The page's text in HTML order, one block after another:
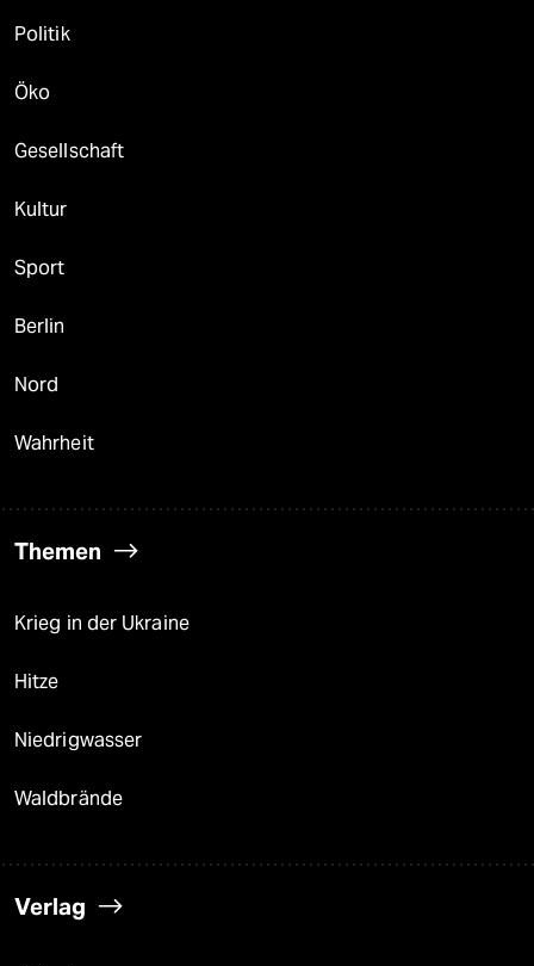
Politik
Öko
Gesellschaft
Kultur
Sport
Berlin
Nord
Wahrheit
Themen
Krieg in der Ukraine
Hitze
Niedrigwasser
Waldbrände
Verlag